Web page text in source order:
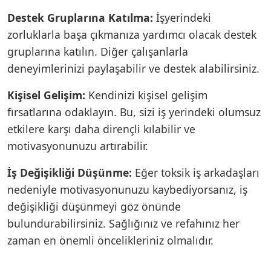
Destek Gruplarına Katılma: İşyerindeki
zorluklarla başa çıkmanıza yardımcı olacak destek
gruplarına katılın. Diğer çalışanlarla
deneyimlerinizi paylaşabilir ve destek alabilirsiniz.
Kişisel Gelişim: Kendinizi kişisel gelişim
fırsatlarına odaklayın. Bu, sizi iş yerindeki olumsuz
etkilere karşı daha dirençli kılabilir ve
motivasyonunuzu artırabilir.
İş Değişikliği Düşünme: Eğer toksik iş arkadaşları
nedeniyle motivasyonunuzu kaybediyorsanız, iş
değişikliği düşünmeyi göz önünde
bulundurabilirsiniz. Sağlığınız ve refahınız her
zaman en önemli öncelikleriniz olmalıdır.